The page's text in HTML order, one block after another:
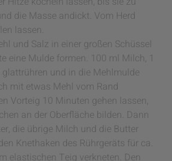
die Masse andickt. Vom Herd
lassen.
und Salz in einer großen Schüssel
eine Mulde formen. 100 ml Milch, 1
glattrühren und in die Mehlmulde
mit etwas Mehl vom Rand
Vorteig 10 Minuten gehen lassen,
an der Oberfläche bilden. Dann
die übrige Milch und die Butter
Knethaken des Rührgeräts für ca.
elastischen Teig verkneten. Den